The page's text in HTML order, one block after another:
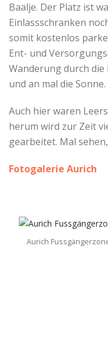
Baalje. Der Platz ist
Einlassschranken
somit kostenlos
Ent- und
Wanderung durch
und an mal die
Auch hier waren
herum wird zur Zeit
gearbeitet. Mal
Fotogalerie Aurich
Aurich